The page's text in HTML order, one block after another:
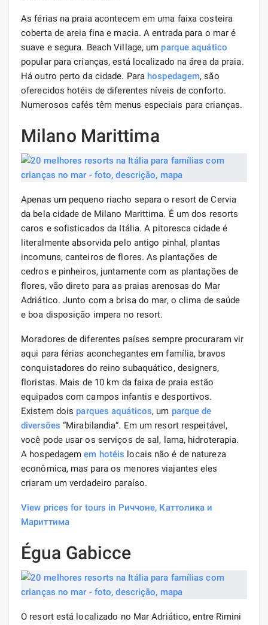
As férias na praia acontecem em uma faixa costeira
coberta de areia fina e macia. A entrada para o mar é
suave e segura. Beach Village, um parque aquático
popular para crianças, está localizado na área da praia.
Há outro perto da cidade. Para hospedagem, são
oferecidos hotéis de diferentes níveis de conforto.
Numerosos cafés têm menus especiais para crianças.
Milano Marittima
Apenas um pequeno riacho separa o resort de Cervia
da bela cidade de Milano Marittima. É um dos resorts
caros e sofisticados da Itália. A pitoresca cidade é
literalmente absorvida pelo antigo pinhal, plantas
incomuns, canteiros de flores. As plantações de
cedros e pinheiros, juntamente com as plantações de
flores, vão direto para as praias arenosas do Mar
Adriático. Junto com a brisa do mar, o clima de saúde
e boa disposição impera no resort.
Moradores de diferentes países sempre procuraram vir
aqui para férias aconchegantes em família, bravos
conquistadores do reino subaquático, designers,
floristas. Mais de 10 km da faixa de praia estão
equipados com campos infantis e desportivos.
Existem dois parques aquáticos, um parque de
diversões “Mirabilandia”. Em um resort respeitável,
você pode usar os serviços de sal, lama, hidroterapia.
A hospedagemem hotéis locais não é de natureza
econômica, mas para os menores viajantes eles
criaram um verdadeiro paraíso.
View prices for tours in Риччоне, Каттолика и
Мариттима
Égua Gabicce
O resort está localizado no Mar Adriático, entre Rimini